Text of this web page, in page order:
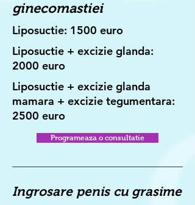
ginecomastiei
Liposuctie: 1500 euro
Liposuctie + excizie glanda:
2000 euro
Liposuctie + excizie glanda
mamara + excizie tegumentara:
2500 euro
Programeaza o consultatie
Ingrosare penis cu grasime